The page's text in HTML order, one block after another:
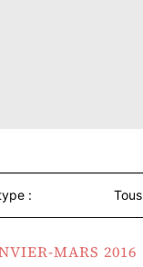
: Tous
MARS 2016